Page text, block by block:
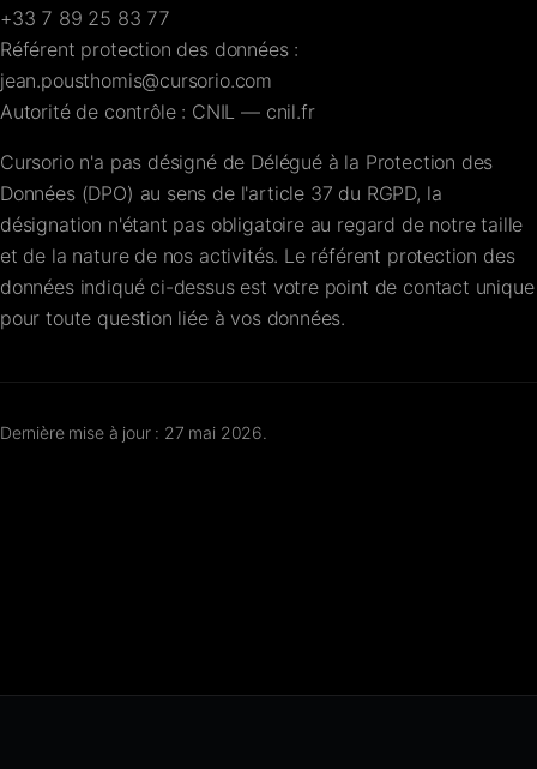
+33 7 89 25 83 77
Référent protection des données :
jean.pousthomis@cursorio.com
Autorité de contrôle : CNIL — cnil.fr
Cursorio n'a pas désigné de Délégué à la Protection des
Données (DPO) au sens de l'article 37 du RGPD, la
désignation n'étant pas obligatoire au regard de notre taille
et de la nature de nos activités. Le référent protection des
données indiqué ci-dessus est votre point de contact unique
pour toute question liée à vos données.
Dernière mise à jour : 27 mai 2026.